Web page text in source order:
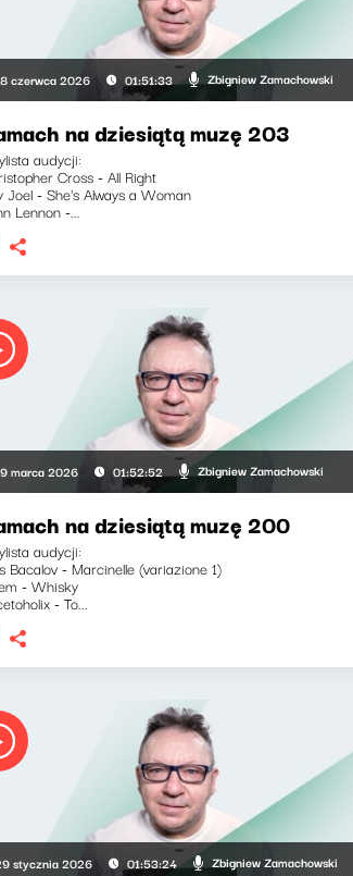
czerwca 2026 01:51:33 Zbigniew Zamachowski
na dziesiątą muzę 203
audycji:
Cross - All Right
Joel - She's Always a Woman
Lennon -...
marca 2026 01:52:52 Zbigniew Zamachowski
na dziesiątą muzę 200
audycji:
Bacalov - Marcinelle (variazione 1)
- Whisky
- To...
stycznia 2026 01:53:24 Zbigniew Zamachowski